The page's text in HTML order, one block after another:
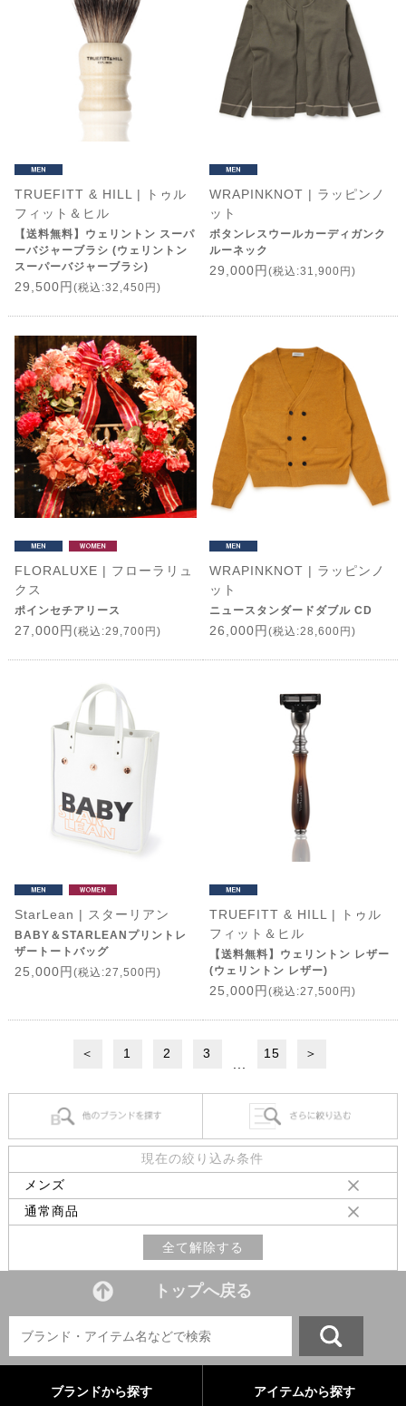
TRUEFITT & HILL | トゥル
フィット＆ヒル
【送料無料】ウェリントン スーパ
ーバジャーブラシ (ウェリントン
スーパーバジャーブラシ)
29,500円(税込:32,450円)
WRAPINKNOT | ラッピンノ
ット
ボタンレスウールカーディガンク
ルーネック
29,000円(税込:31,900円)
FLORALUXE | フローラリュ
クス
ポインセチアリース
27,000円 (税込:29,700円)
WRAPINKNOT | ラッピンノ
ット
ニュースタンダードダブル CD
26,000円 (税込:28,600円)
StarLean | スターリアン
BABY＆STARLEANプリントレ
ザートートバッグ
25,000円 (税込:27,500円)
TRUEFITT & HILL | トゥル
フィット＆ヒル
【送料無料】ウェリントン レザー
(ウェリントン レザー)
25,000円 (税込:27,500円)
＜ 1 2 3 15 ＞
現在の絞り込み条件
メンズ
通常商品
全て解除する
トップへ戻る
ブランドから探す アイテムから探す